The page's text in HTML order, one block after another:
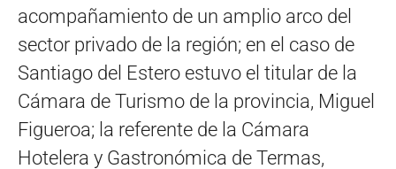
acompañamiento de un amplio arco del
sector privado de la región; en el caso de
Santiago del Estero estuvo el titular de la
Cámara de Turismo de la provincia, Miguel
Figueroa; la referente de la Cámara
Hotelera y Gastronómica de Termas,